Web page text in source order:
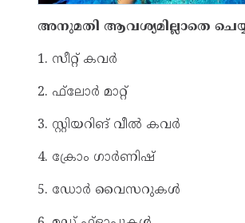
അനുമതി ആവശ്യമില്ലാതെ
1. സീറ്റ് കവര്‍
2. ഫ്‌ലോര്‍ മാറ്റ്
3. സ്റ്റിയറിങ് വീല്‍ കവര്‍
4. ക്രോം ഗാര്‍ണിഷ്
5. ഡോര്‍ വൈസറുകള്‍